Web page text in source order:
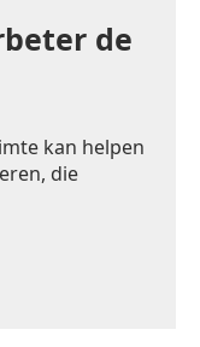
de
kan helpen
die